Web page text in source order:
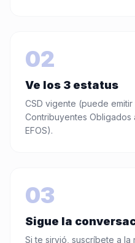
02
Ve los 3 estatus
CSD vigente (puede
Contribuyentes
EFOS).
03
Sigue la
Si te sirvió, suscríbete a la